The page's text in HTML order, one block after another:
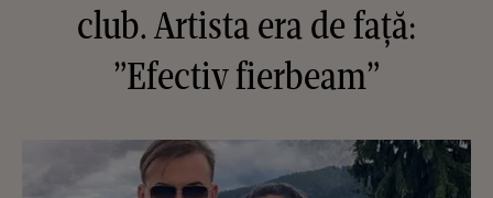
club. Artista era de față:
”Efectiv fierbeam”